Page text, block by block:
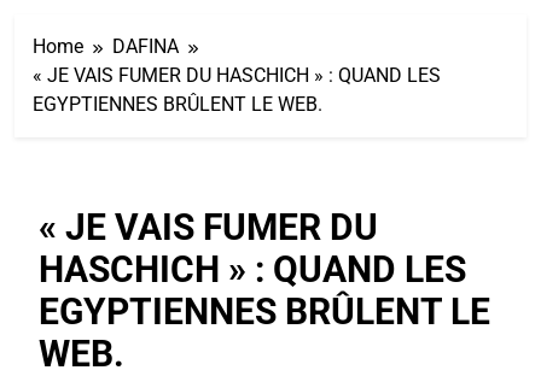
Home
DAFINA
« JE VAIS FUMER DU HASCHICH » : QUAND LES
EGYPTIENNES BRÛLENT LE WEB.
« JE VAIS FUMER DU
HASCHICH » : QUAND LES
EGYPTIENNES BRÛLENT LE
WEB.